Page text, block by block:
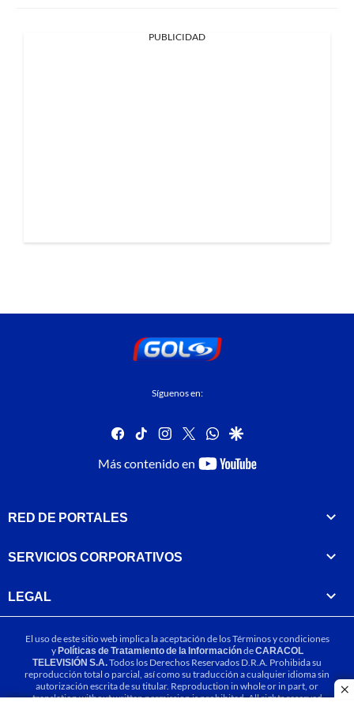
PUBLICIDAD
Síguenos en:
facebook
tiktok instagram
twitterwhatsapp
google
Más contenido en
youtube-
RED DE PORTALES
SERVICIOS CORPORATIVOS
LEGAL
El uso de este sitio web implica la aceptación de losTérminos y condiciones
yPolíticas de Tratamiento de la InformacióndeCARACOL
TELEVISIÓN S.A.Todos los Derechos Reservados D.R.A. Prohibida su
reproducción total o parcial, así como su traducción a cualquier idioma sin
autorización escrita de su titular. Reproduction in whole or in part, or
translation without written permission is prohibited. All rights reserved